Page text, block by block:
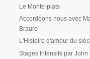
Le Monte-plats
Accordéons nous avec
Braure
L'Histoire d'amour du
Stages Intensifs par John